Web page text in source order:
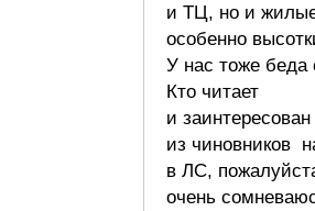
и ТЦ, но и
особенно
У нас тоже беда
Кто читает
и заинтересован
из чиновников
в ЛС,
очень